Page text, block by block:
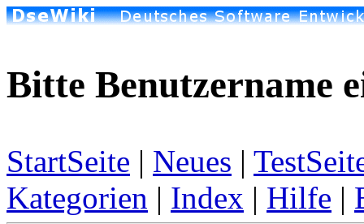
Bitte Benutzername
StartSeite | Neues |
Kategorien | Index | Hilfe |